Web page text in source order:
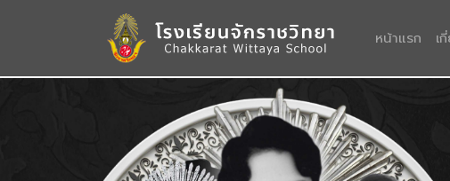
หน้าแรก เ